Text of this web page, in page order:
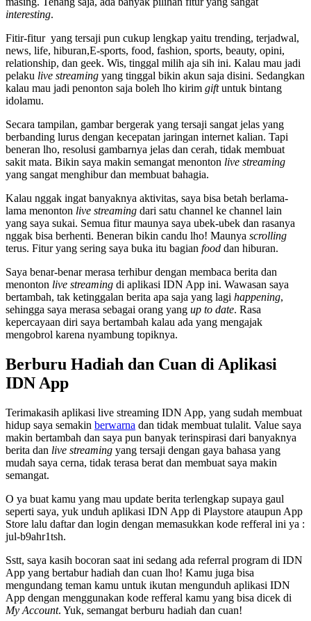
interesting.
Fitir-fitur yang tersaji pun cukup lengkap yaitu trending, terjadwal,
news, life, hiburan,E-sports, food, fashion, sports, beauty, opini,
relationship, dan geek. Wis, tinggal milih aja sih ini. Kalau mau jadi
pelaku live streaming yang tinggal bikin akun saja disini. Sedangkan
kalau mau jadi penonton saja boleh lho kirim giftuntuk bintang
idolamu.
Secara tampilan, gambar bergerak yang tersaji sangat jelas yang
berbanding lurus dengan kecepatan jaringan internet kalian. Tapi
beneran lho, resolusi gambarnya jelas dan cerah, tidak membuat
sakit mata. Bikin saya makin semangat menonton live streaming
yang sangat menghibur dan membuat bahagia.
Kalau nggak ingat banyaknya aktivitas, saya bisa betah berlama-
lama menonton live streaming dari satu channel ke channel lain
yang saya sukai. Semua fitur maunya saya ubek-ubek dan rasanya
nggak bisa berhenti. Beneran bikin candu lho! Maunya scrolling
terus. Fitur yang sering saya buka itu bagian food dan hiburan.
Saya benar-benar merasa terhibur dengan membaca berita dan
menonton live streaming di aplikasi IDN App ini. Wawasan saya
bertambah, tak ketinggalan berita apa saja yang lagi happening,
sehingga saya merasa sebagai orang yang up to date. Rasa
kepercayaan diri saya bertambah kalau ada yang mengajak
mengobrol karena nyambung topiknya.
Berburu Hadiah dan Cuan di Aplikasi
IDN App
Terimakasih aplikasi live streaming IDN App, yang sudah membuat
hidup saya semakin berwarna dan tidak membuat tulalit. Value saya
makin bertambah dan saya pun banyak terinspirasi dari banyaknya
berita dan live streaming yang tersaji dengan gaya bahasa yang
mudah saya cerna, tidak terasa berat dan membuat saya makin
semangat.
O ya buat kamu yang mau update berita terlengkap supaya gaul
seperti saya, yuk unduh aplikasi IDN App di Playstore ataupun App
Store lalu daftar dan login dengan memasukkan kode refferal ini ya :
jul-b9ahr1tsh.
Sstt, saya kasih bocoran saat ini sedang ada referral program di IDN
App yang bertabur hadiah dan cuan lho! Kamu juga bisa
mengundang teman kamu untuk ikutan mengunduh aplikasi IDN
App dengan menggunakan kode refferal kamu yang bisa dicek di
My Account. Yuk, semangat berburu hadiah dan cuan!